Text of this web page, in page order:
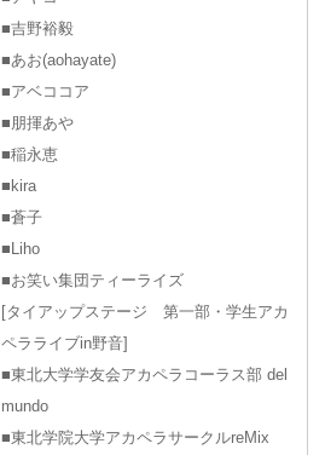
■吉野裕毅
■あお(aohayate)
■アベココア
■朋揮あや
■稲永恵
■kira
■蒼子
■Liho
■お笑い集団ティーライズ
[タイアップステージ 第一部・学生アカ
ペラライブin野音]
■東北大学学友会アカペラコーラス部 del
mundo
■東北学院大学アカペラサークルreMix